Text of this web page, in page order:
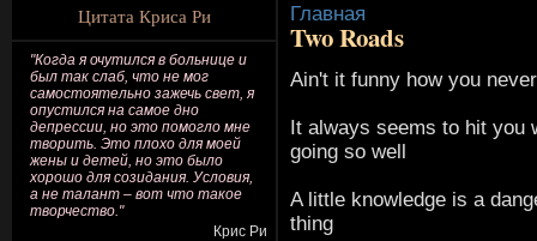
Цитата Криса Ри
"Когда я очутился в больнице и
был так слаб, что не мог
самостоятельно зажечь свет, я
опустился на самое дно
депрессии, но это помогло мне
творить. Это плохо для моей
жены и детей, но это было
хорошо для созидания. Условия,
а не талант – вот что такое
творчество."
Крис Ри
Главная
Two Roads
Ain't it funny how you
It always seems to hit you
going so well
A little knowledge is a
thing